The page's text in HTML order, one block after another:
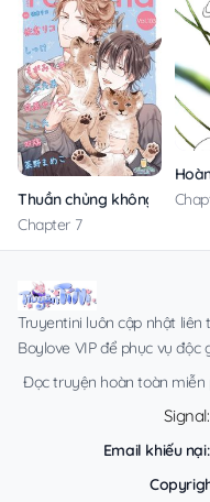
Thuần chủng không rung
Chapter 7
Truyentini luôn cập nhật
Boylove VIP để phục vụ độc
Đọc truyện hoàn toàn miễn
Email khiếu nại: